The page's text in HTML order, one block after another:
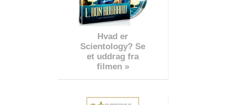
Hvad er
Scientology? Se
et uddrag fra
filmen »